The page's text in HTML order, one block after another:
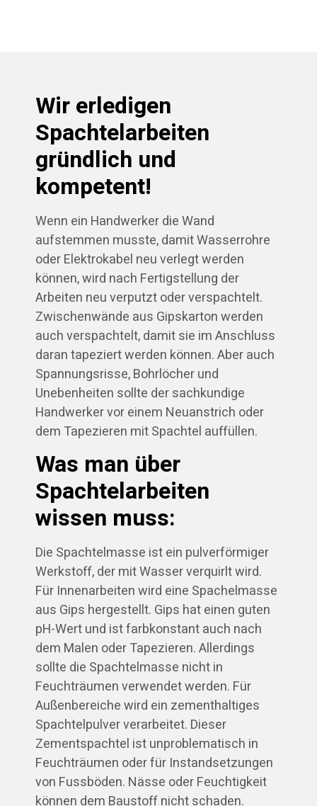
Wir erledigen
Spachtelarbeiten
gründlich und
kompetent!
Wenn ein Handwerker die Wand
aufstemmen musste, damit Wasserrohre
oder Elektrokabel neu verlegt werden
können, wird nach Fertigstellung der
Arbeiten neu verputzt oder verspachtelt.
Zwischenwände aus Gipskarton werden
auch verspachtelt, damit sie im Anschluss
daran tapeziert werden können. Aber auch
Spannungsrisse, Bohrlöcher und
Unebenheiten sollte der sachkundige
Handwerker vor einem Neuanstrich oder
dem Tapezieren mit Spachtel auffüllen.
Was man über
Spachtelarbeiten
wissen muss:
Die Spachtelmasse ist ein pulverförmiger
Werkstoff, der mit Wasser verquirlt wird.
Für Innenarbeiten wird eine Spachelmasse
aus Gips hergestellt. Gips hat einen guten
pH-Wert und ist farbkonstant auch nach
dem Malen oder Tapezieren. Allerdings
sollte die Spachtelmasse nicht in
Feuchträumen verwendet werden. Für
Außenbereiche wird ein zementhaltiges
Spachtelpulver verarbeitet. Dieser
Zementspachtel ist unproblematisch in
Feuchträumen oder für Instandsetzungen
von Fussböden. Nässe oder Feuchtigkeit
können dem Baustoff nicht schaden.